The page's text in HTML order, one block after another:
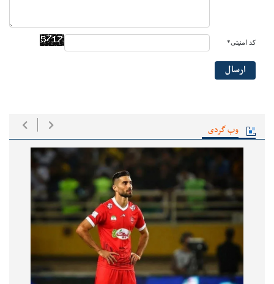
وب گردی
کد امنیتی*
ارسال